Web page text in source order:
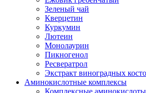
Зеленый чай
Кверцетин
Куркумин
Лютеин
Монолаурин
Пикногенол
Ресвератрол
Экстракт виноградных
Аминокислотные комплексы
Комплексные аминокислоты